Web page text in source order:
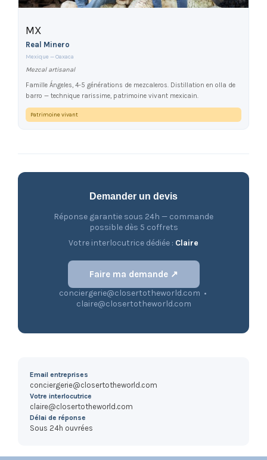
MX
Real Minero
Mexique — Oaxaca
Mezcal artisanal
Famille Ángeles, 4-5 générations de mezcaleros. Distillation en olla de
barro — technique rarissime, patrimoine vivant mexicain.
Patrimoine vivant
Demander un devis
Réponse garantie sous 24h — commande
possible dès 5 coffrets
Votre interlocutrice dédiée : Claire
Faire ma demande ↗
conciergerie@closertotheworld.com •
claire@closertotheworld.com
Email entreprises
conciergerie@closertotheworld.com
Votre interlocutrice
claire@closertotheworld.com
Délai de réponse
Sous 24h ouvrées